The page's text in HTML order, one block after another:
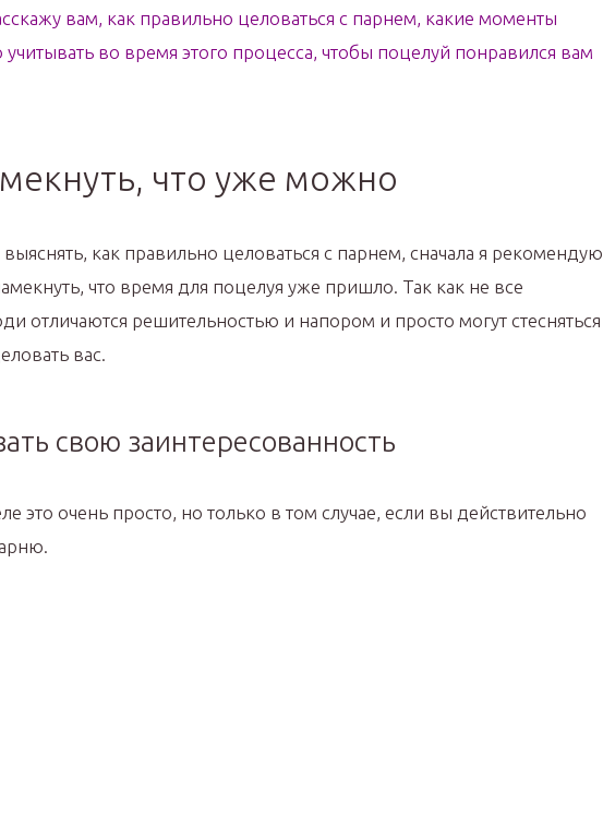
вам, как правильно целоваться с парнем, какие моменты
во время этого процесса, чтобы поцелуй понравился вам
что уже можно
как правильно целоваться с парнем, сначала я рекомендую
что время для поцелуя уже пришло. Так как не все
отличаются решительностью и напором и просто могут стесняться
вас.
свою заинтересованность
это очень просто, но только в том случае, если вы действительно